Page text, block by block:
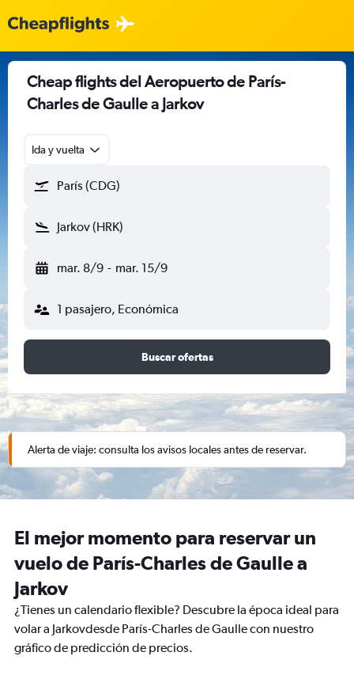
Cheap flights del Aeropuerto de París-
Charles de Gaulle a Jarkov
Ida y vuelta
París (CDG)
Jarkov (HRK)
mar. 8/9 - mar. 15/9
1 pasajero, Económica
Buscar ofertas
Alerta de viaje: consulta los avisos locales antes de reservar.
El mejor momento para reservar un
vuelo de París-Charles de Gaulle a
Jarkov
¿Tienes un calendario flexible? Descubre la época ideal para
volar a Jarkovdesde París-Charles de Gaulle con nuestro
gráfico de predicción de precios.